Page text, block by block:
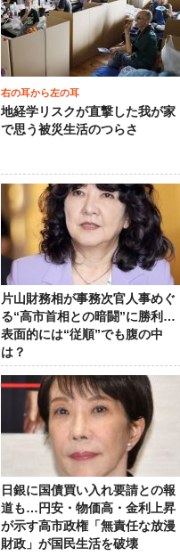
右の耳から左の耳
地経学リスクが直撃した我が家
で思う被災生活のつらさ
片山財務相が事務次官人事めぐ
る“高市首相との暗闘”に勝利…
表面的には“従順”でも腹の中
は？
日銀に国債買い入れ要請との報
道も…円安・物価高・金利上昇
が示す高市政権「無責任な放漫
財政」が国民生活を破壊